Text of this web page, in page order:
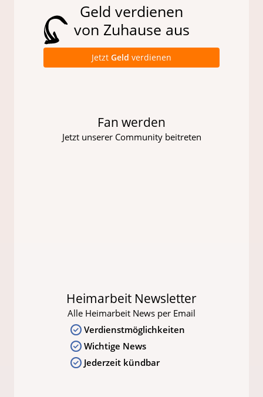
Geld verdienen
von Zuhause aus
Jetzt Geld verdienen
Fan werden
Jetzt unserer Community beitreten
Heimarbeit Newsletter
Alle Heimarbeit News per Email
Verdienstmöglichkeiten
Wichtige News
Jederzeit kündbar